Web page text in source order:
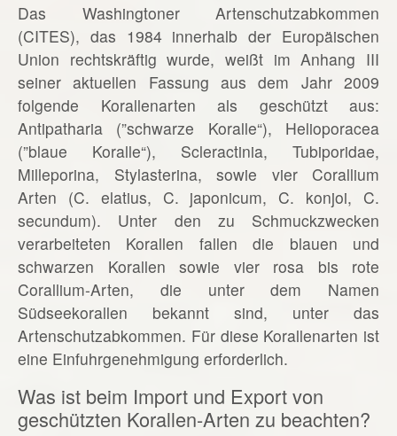
Das Washingtoner Artenschutzabkommen
(CITES), das 1984 innerhalb der Europäischen
Union rechtskräftig wurde, weißt im Anhang III
seiner aktuellen Fassung aus dem Jahr 2009
folgende Korallenarten als geschützt aus:
Antipatharia (”schwarze Koralle“), Helioporacea
(”blaue Koralle“), Scleractinia, Tubiporidae,
Milleporina, Stylasterina, sowie vier Corallium
Arten (C. elatius, C. japonicum, C. konjoi, C.
secundum). Unter den zu Schmuckzwecken
verarbeiteten Korallen fallen die blauen und
schwarzen Korallen sowie vier rosa bis rote
Corallium-Arten, die unter dem Namen
Südseekorallen bekannt sind, unter das
Artenschutzabkommen. Für diese Korallenarten ist
eine Einfuhrgenehmigung erforderlich.
Was ist beim Import und Export von
geschützten Korallen-Arten zu beachten?